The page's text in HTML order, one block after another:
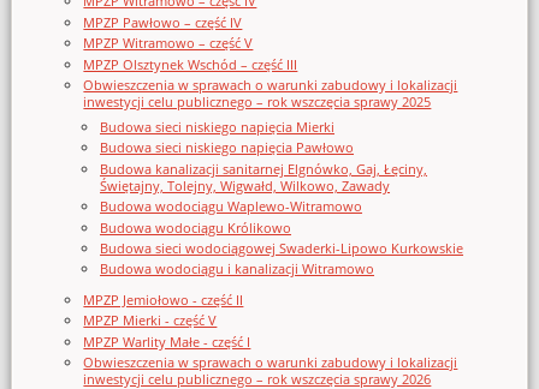
MPZP Pawłowo – część IV
MPZP Witramowo – część V
MPZP Olsztynek Wschód – część III
Obwieszczenia w sprawach o warunki zabudowy i lokalizacji
inwestycji celu publicznego – rok wszczęcia sprawy 2025
Budowa sieci niskiego napięcia Mierki
Budowa sieci niskiego napięcia Pawłowo
Budowa kanalizacji sanitarnej Elgnówko, Gaj, Łęciny,
Świętajny, Tolejny, Wigwałd, Wilkowo, Zawady
Budowa wodociągu Waplewo-Witramowo
Budowa wodociągu Królikowo
Budowa sieci wodociągowej Swaderki-Lipowo Kurkowskie
Budowa wodociągu i kanalizacji Witramowo
MPZP Jemiołowo - część II
MPZP Mierki - część V
MPZP Warlity Małe - część I
Obwieszczenia w sprawach o warunki zabudowy i lokalizacji
inwestycji celu publicznego – rok wszczęcia sprawy 2026